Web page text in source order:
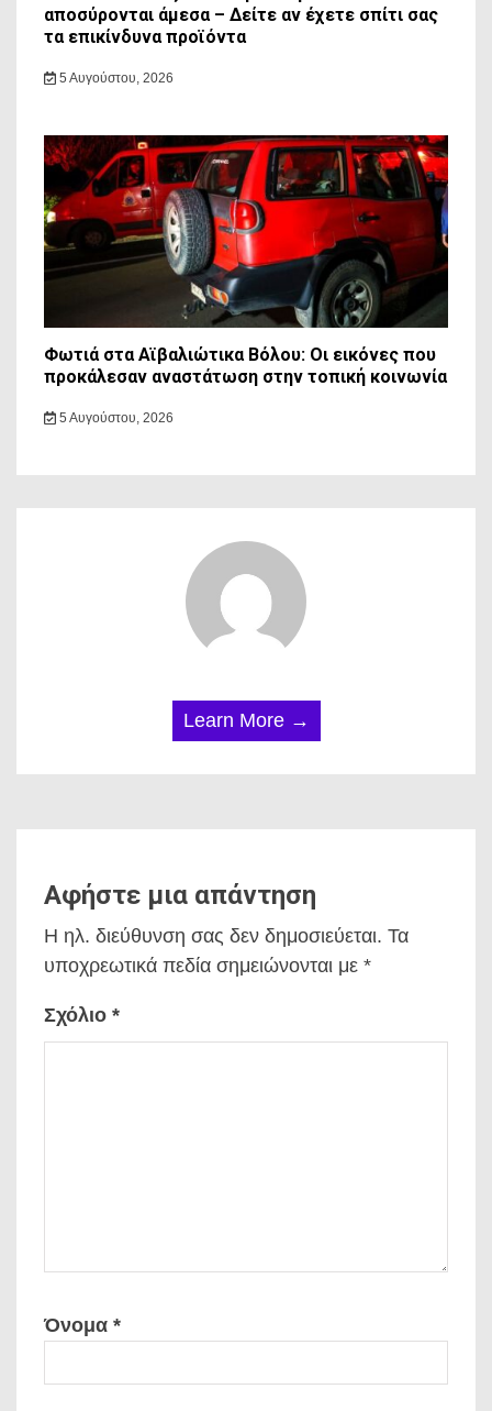
αποσύρονται άμεσα – Δείτε αν έχετε σπίτι σας
τα επικίνδυνα προϊόντα
5 Αυγούστου, 2026
Φωτιά στα Αϊβαλιώτικα Βόλου: Οι εικόνες που
προκάλεσαν αναστάτωση στην τοπική κοινωνία
5 Αυγούστου, 2026
Learn More →
Αφήστε μια απάντηση
Η ηλ. διεύθυνση σας δεν δημοσιεύεται. Τα
υποχρεωτικά πεδία σημειώνονται με *
Σχόλιο *
Όνομα *